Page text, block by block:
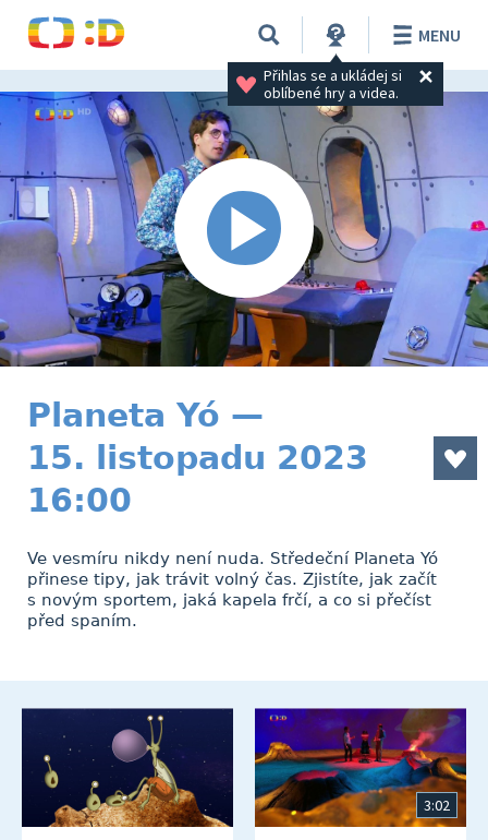
Přihlas se a ukládej si
oblíbené hry a videa.
MENU
Planeta Yó —
15. listopadu 2023
16:00
Ve vesmíru nikdy není nuda. Středeční Planeta Yó
přinese tipy, jak trávit volný čas. Zjistíte, jak začít
s novým sportem, jaká kapela frčí, a co si přečíst
před spaním.
3:02